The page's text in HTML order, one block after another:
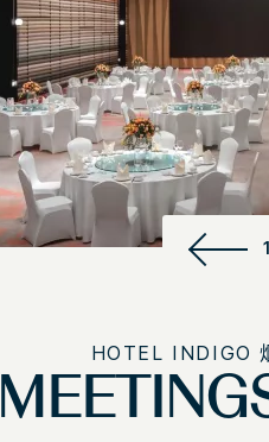
HOTEL INDIGO